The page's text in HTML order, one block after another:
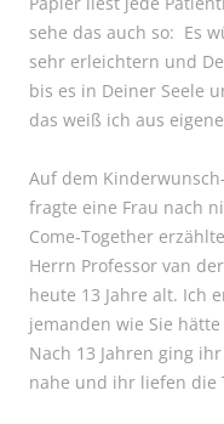
sehe das auch so: Es
sehr erleichtern und
bis es in Deiner Seele
das weiß ich aus
Auf dem
fragte eine Frau nach
Come-Together
Herrn Professor van
heute 13 Jahre alt. Ich
jemanden wie Sie
Nach 13 Jahren ging
nahe und ihr liefen die